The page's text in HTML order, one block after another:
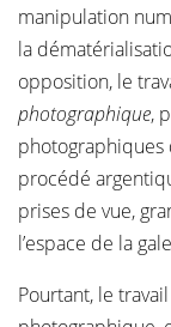
manipulation
la
opposition, le
photographique,
photographiques
procédé
prises de vue,
l’espace de la
Pourtant, le